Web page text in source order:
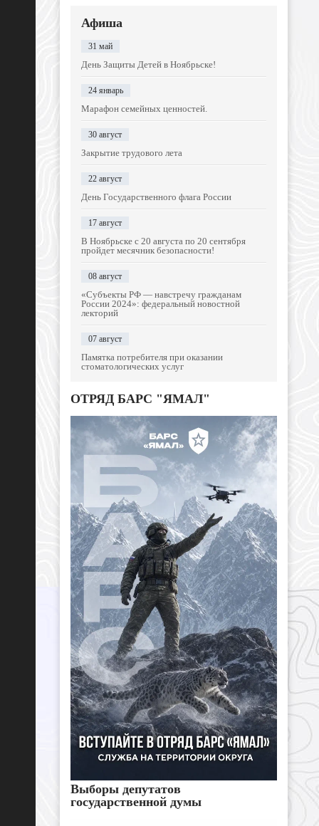
Афиша
31 май
День Защиты Детей в Ноябрьске!
24 январь
Марафон семейных ценностей.
30 август
Закрытие трудового лета
22 август
День Государственного флага России
17 август
В Ноябрьске с 20 августа по 20 сентября
пройдет месячник безопасности!
08 август
«Субъекты РФ — навстречу гражданам
России 2024»: федеральный новостной
лекторий
07 август
Памятка потребителя при оказании
стоматологических услуг
ОТРЯД БАРС "ЯМАЛ"
Выборы депутатов
государственной думы